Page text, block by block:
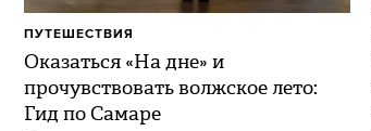
Оказаться «На дне» и
прочувствовать волжское лето:
Гид по Самаре
ПУТЕШЕСТВИЯ